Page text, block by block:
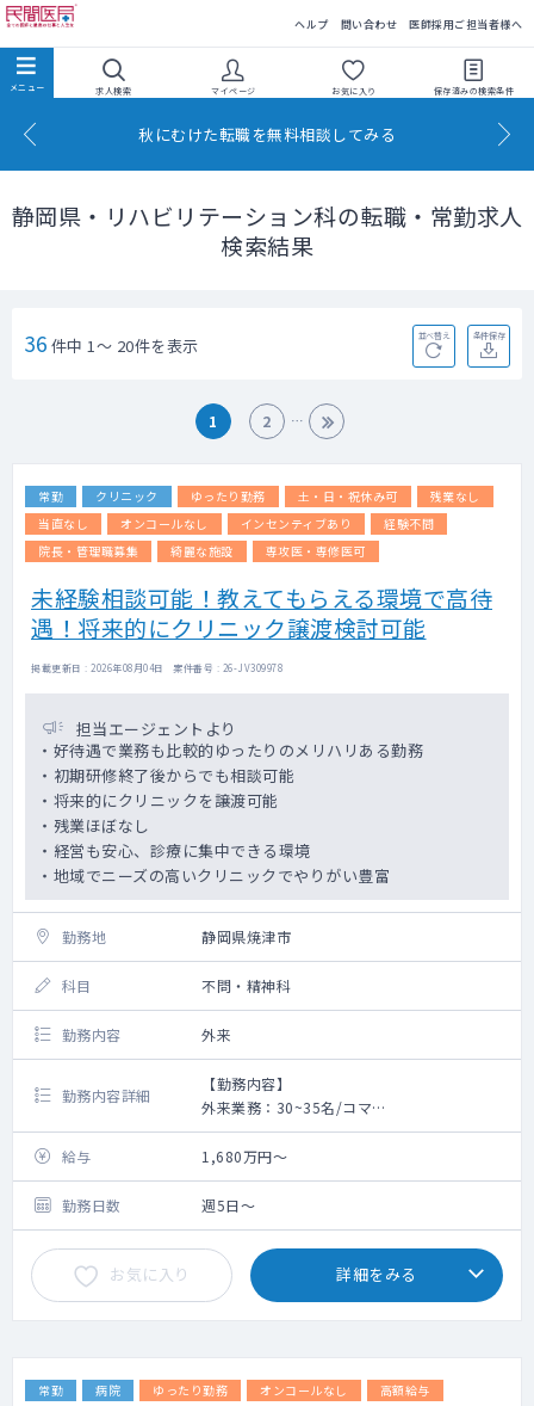
ヘルプ 問い合わせ 医師採用ご担当者様へ
求人検索 マイページ お気に入り 保存済みの検索条件
秋にむけた転職を無料相談してみる
静岡県・リハビリテーション科の転職・常勤求人
検索結果
36 件中 1～ 20件を表示 並べ替え 条件保存
1 2
常勤 クリニック ゆったり勤務 土・日・祝休み可
残業なし
当直なし
オンコールなし インセンティブあり
経験不問
院長・管理職募集
綺麗な施設 専攻医・専修医可
未経験相談可能！教えてもらえる環境で高待
遇！将来的にクリニック譲渡検討可能
掲載更新日 : 2026年08月04日 案件番号 : 26-JV309978
担当エージェントより
・好待遇で業務も比較的ゆったりのメリハリある勤務
・初期研修終了後からでも相談可能
・将来的にクリニックを譲渡可能
・残業ほぼなし
・経営も安心、診療に集中できる環境
・地域でニーズの高いクリニックでやりがい豊富
勤務地 静岡県焼津市
科目 不問・精神科
勤務内容 外来
勤務内容詳細
【勤務内容】
外来業務：30~35名/コマ
総患者500~600人程度/月
給与
1,680万円～
勤務日数 週5日～
お気に入り 詳細をみる
常勤 病院 ゆったり勤務 オンコールなし
高額給与